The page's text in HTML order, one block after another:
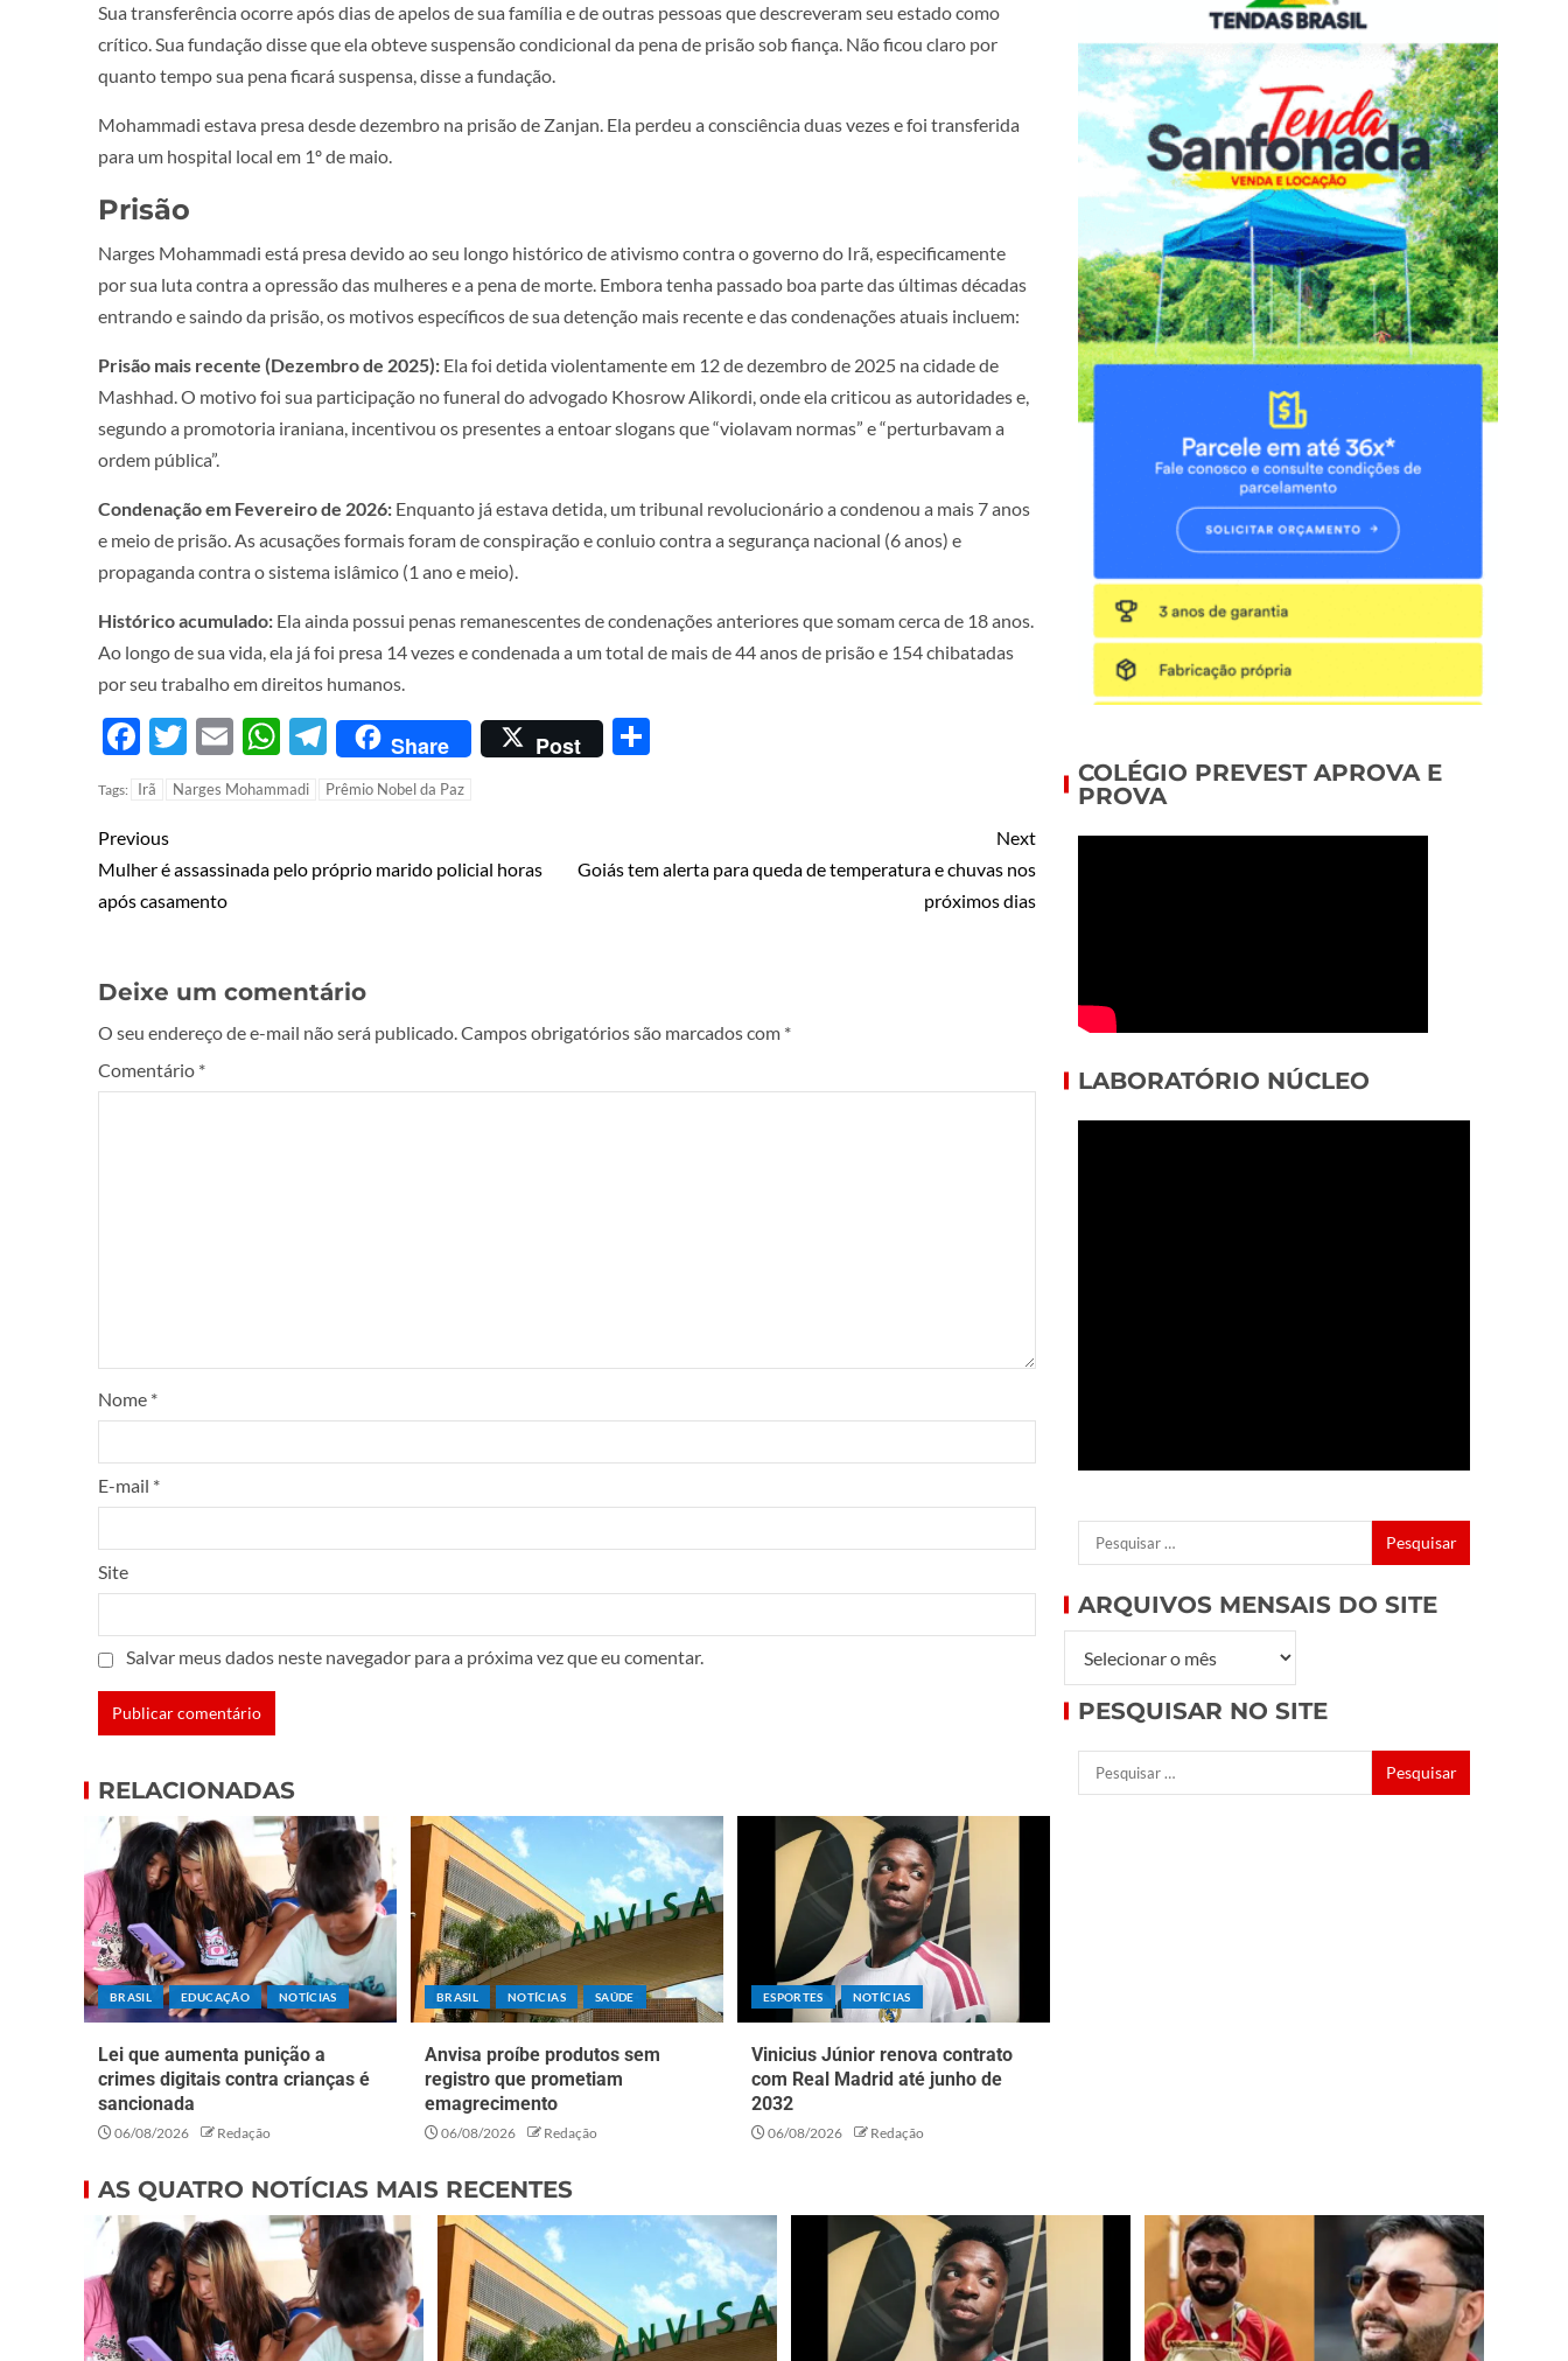
Sua transferência ocorre após dias de apelos de sua família e de outras pessoas que descreveram seu estado como
crítico. Sua fundação disse que ela obteve suspensão condicional da pena de prisão sob fiança. Não ficou claro por
quanto tempo sua pena ficará suspensa, disse a fundação.
Mohammadi estava presa desde dezembro na prisão de Zanjan. Ela perdeu a consciência duas vezes e foi transferida
para um hospital local em 1º de maio.
Prisão
Narges Mohammadi está presa devido ao seu longo histórico de ativismo contra o governo do Irã, especificamente
por sua luta contra a opressão das mulheres e a pena de morte. Embora tenha passado boa parte das últimas décadas
entrando e saindo da prisão, os motivos específicos de sua detenção mais recente e das condenações atuais incluem:
Prisão mais recente (Dezembro de 2025): Ela foi detida violentamente em 12 de dezembro de 2025 na cidade de
Mashhad. O motivo foi sua participação no funeral do advogado Khosrow Alikordi, onde ela criticou as autoridades e,
segundo a promotoria iraniana, incentivou os presentes a entoar slogans que “violavam normas” e “perturbavam a
ordem pública”.
Condenação em Fevereiro de 2026: Enquanto já estava detida, um tribunal revolucionário a condenou a mais 7 anos
e meio de prisão. As acusações formais foram de conspiração e conluio contra a segurança nacional (6 anos) e
propaganda contra o sistema islâmico (1 ano e meio).
Histórico acumulado: Ela ainda possui penas remanescentes de condenações anteriores que somam cerca de 18 anos.
Ao longo de sua vida, ela já foi presa 14 vezes e condenada a um total de mais de 44 anos de prisão e 154 chibatadas
por seu trabalho em direitos humanos.
Facebook
Twitter
EmailWhatsApp
Telegram
Share Post
Tags: Irã Narges Mohammadi Prêmio Nobel da Paz
Previous
Mulher é assassinada pelo próprio marido policial horas
após casamento
Next
Goiás tem alerta para queda de temperatura e chuvas nos
próximos dias
Deixe um comentário
O seu endereço de e-mail não será publicado.Campos obrigatórios são marcados com *
Comentário *
Nome *
E-mail *
Site
Salvar meus dados neste navegador para a próxima vez que eu comentar.
RELACIONADAS
BRASIL EDUCAÇÃO NOTÍCIAS
Lei que aumenta punição a
crimes digitais contra crianças é
sancionada
06/08/2026 Redação
BRASIL NOTÍCIAS SAÚDE
Anvisa proíbe produtos sem
registro que prometiam
emagrecimento
06/08/2026 Redação
ESPORTES NOTÍCIAS
Vinicius Júnior renova contrato
com Real Madrid até junho de
2032
06/08/2026 Redação
COLÉGIO PREVEST APROVA E
PROVA
LABORATÓRIO NÚCLEO
ARQUIVOS MENSAIS DO SITE
PESQUISAR NO SITE
AS QUATRO NOTÍCIAS MAIS RECENTES